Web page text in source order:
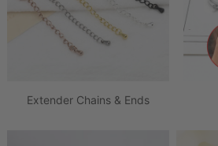
Extender Chains & Ends